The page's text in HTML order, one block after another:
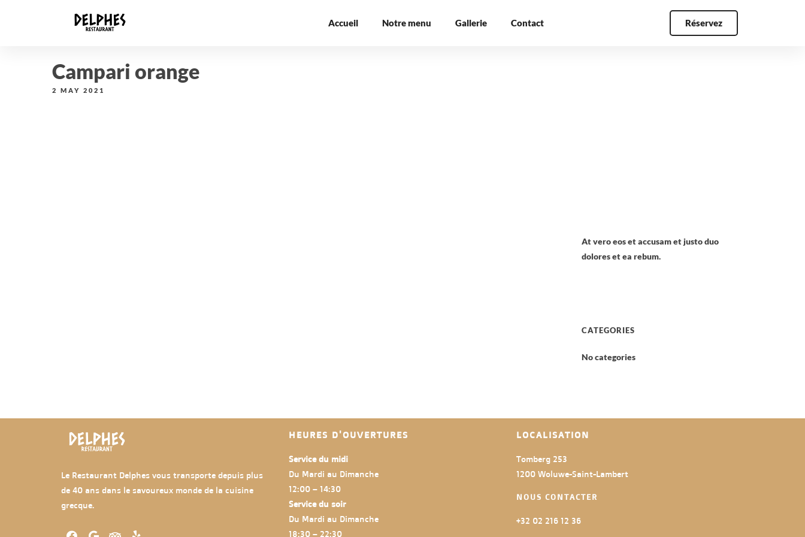
Accueil Notre menu Gallerie Contact Réservez
Campari orange
2 MAY 2021
At vero eos et accusam et justo duo
dolores et ea rebum.
CATEGORIES
No categories
Le Restaurant Delphes vous transporte depuis plus
de 40 ans dans le savoureux monde de la cuisine
grecque.
HEURES D'OUVERTURES
Service du midi
Du Mardi au Dimanche
12:00 – 14:30
Service du soir
Du Mardi au Dimanche
18:30 – 22:30
LOCALISATION
Tomberg 253
1200 Woluwe-Saint-Lambert
NOUS CONTACTER
+32 02 216 12 36